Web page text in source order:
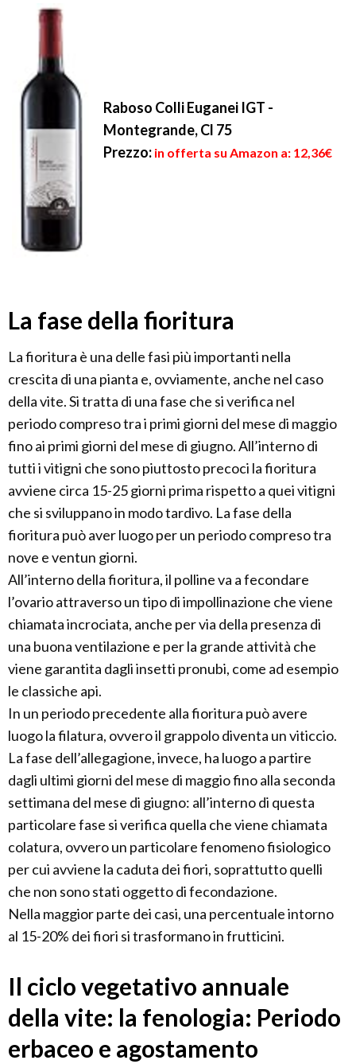
Raboso Colli Euganei IGT -
Montegrande, Cl 75
Prezzo: in offerta su Amazon a: 12,36€
La fase della fioritura
La fioritura è una delle fasi più importanti nella
crescita di una pianta e, ovviamente, anche nel caso
della vite. Si tratta di una fase che si verifica nel
periodo compreso tra i primi giorni del mese di maggio
fino ai primi giorni del mese di giugno. All’interno di
tutti i vitigni che sono piuttosto precoci la fioritura
avviene circa 15-25 giorni prima rispetto a quei vitigni
che si sviluppano in modo tardivo. La fase della
fioritura può aver luogo per un periodo compreso tra
nove e ventun giorni.
All’interno della fioritura, il polline va a fecondare
l’ovario attraverso un tipo di impollinazione che viene
chiamata incrociata, anche per via della presenza di
una buona ventilazione e per la grande attività che
viene garantita dagli insetti pronubi, come ad esempio
le classiche api.
In un periodo precedente alla fioritura può avere
luogo la filatura, ovvero il grappolo diventa un viticcio.
La fase dell’allegagione, invece, ha luogo a partire
dagli ultimi giorni del mese di maggio fino alla seconda
settimana del mese di giugno: all’interno di questa
particolare fase si verifica quella che viene chiamata
colatura, ovvero un particolare fenomeno fisiologico
per cui avviene la caduta dei fiori, soprattutto quelli
che non sono stati oggetto di fecondazione.
Nella maggior parte dei casi, una percentuale intorno
al 15-20% dei fiori si trasformano in frutticini.
Il ciclo vegetativo annuale
della vite: la fenologia: Periodo
erbaceo e agostamento